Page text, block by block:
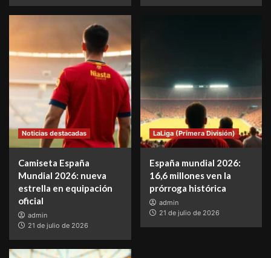
Noticias destacadas
Camiseta España
Mundial 2026: nueva
estrella en equipación
oficial
admin
21 de julio de 2026
LaLiga (Primera División)
España mundial 2026:
16,6 millones ven la
prórroga histórica
admin
21 de julio de 2026